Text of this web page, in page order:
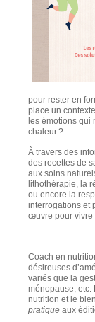
pour rester en
place un
les émotions qui
chaleur ?
À travers des
des recettes de
aux soins
lithothérapie, la
ou encore la
interrogations et
œuvre pour vivre
Coach en
désireuses
variés que la
ménopause, etc.
nutrition et le
pratique aux